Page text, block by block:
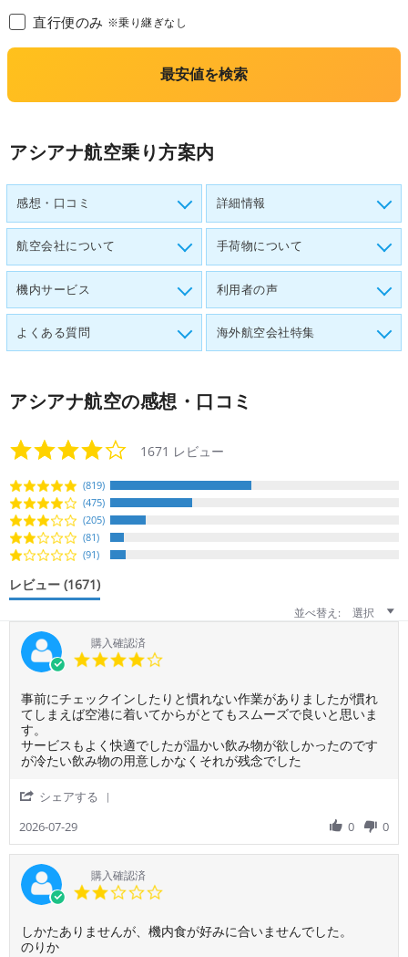
直行便のみ ※乗り継ぎなし
最安値を検索
アシアナ航空乗り方案内
感想・口コミ 詳細情報
航空会社について 手荷物について
機内サービス 利用者の声
よくある質問 海外航空会社特集
アシアナ航空の感想・口コミ
4.1
star
1671 レビュー
(819)
(475)
(205)
(81)
(91)
レビュー (1671)
並べ替え:
選択
購入確認済
rating
Review
by
ご
利
用
様
on
29
2026
review
stating
事
前
に
ェ
ッ
ク
ン
し
た
り
慣
れ
事前にチェックインしたりと慣れない作業がありましたが慣れ
てしまえば空港に着いてからがとてもスムーズで良いと思いま
す。
サービスもよく快適でしたが温かい飲み物が欲しかったのです
が冷たい飲み物の用意しかなくそれが残念でした
シェアする
by
ご
利
用
者
on
2026-07-29 0 0
購入確認済
rating
Review
by
review
stating
しかたありませんが、機内食が好みに合いませんでした。
のりか